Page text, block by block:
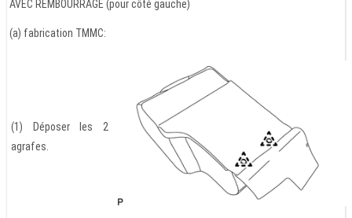
AVEC REMBOURRAGE (pour côté gauche)
(a) fabrication TMMC:
(1) Déposer les 2
agrafes.